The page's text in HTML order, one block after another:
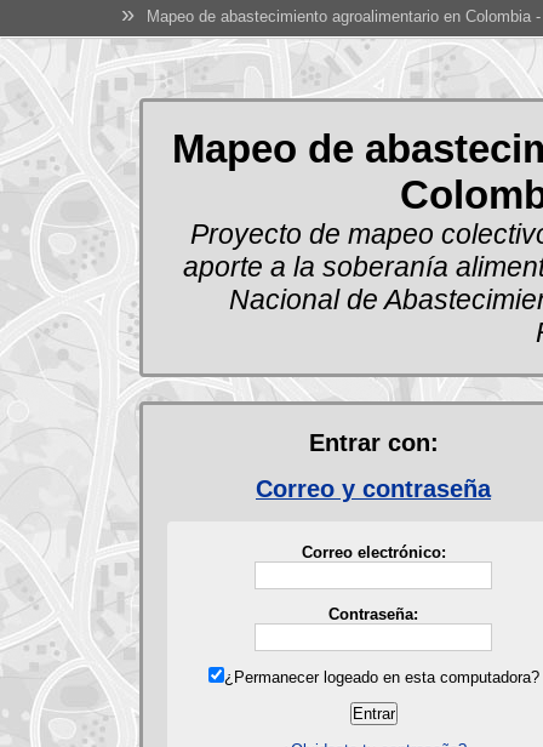
» Mapeo de abastecimiento agroalimentario en Colombia
Mapeo de
Proyecto de mapeo
aporte a la soberanía
Nacional de
Entrar con:
Correo y contraseña
Correo electrónico:
Contraseña:
¿Permanecer logeado en esta computadora?